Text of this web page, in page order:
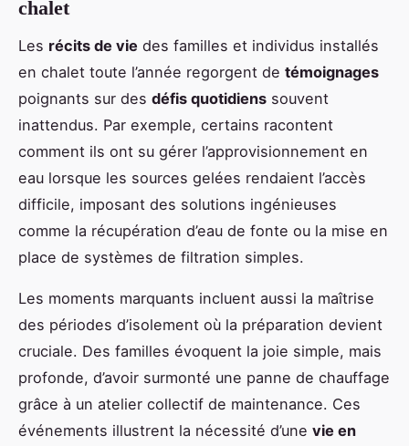
chalet
Les récits de vie des familles et individus installés
en chalet toute l’année regorgent de témoignages
poignants sur des défis quotidiens souvent
inattendus. Par exemple, certains racontent
comment ils ont su gérer l’approvisionnement en
eau lorsque les sources gelées rendaient l’accès
difficile, imposant des solutions ingénieuses
comme la récupération d’eau de fonte ou la mise en
place de systèmes de filtration simples.
Les moments marquants incluent aussi la maîtrise
des périodes d’isolement où la préparation devient
cruciale. Des familles évoquent la joie simple, mais
profonde, d’avoir surmonté une panne de chauffage
grâce à un atelier collectif de maintenance. Ces
événements illustrent la nécessité d’une vie en